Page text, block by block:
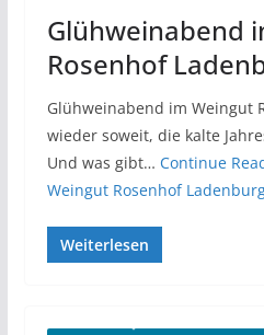
Glühweinabend
Rosenhof
Glühweinabend im Weingut
wieder soweit, die kalte
Und was gibt… Continue
Weingut Rosenhof
Weiterlesen